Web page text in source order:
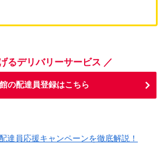
るデリバリーサービス ／
の配達員登録はこちら
達員応援キャンペーンを徹底解説！